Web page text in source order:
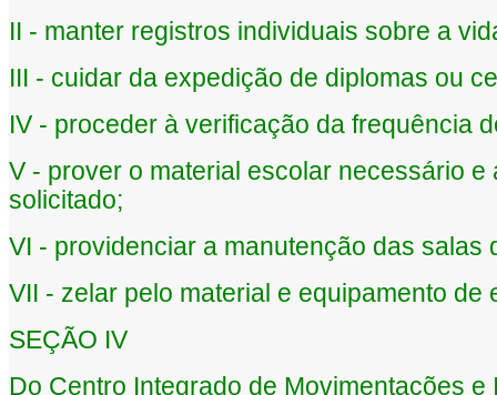
II - manter registros individuais sobre a
III - cuidar da expedição de diplomas ou
IV - proceder à verificação da frequência
V - prover o material escolar necessário
solicitado;
VI - providenciar a manutenção das salas
VII - zelar pelo material e equipamento de
SEÇÃO IV
Do Centro Integrado de Movimentações